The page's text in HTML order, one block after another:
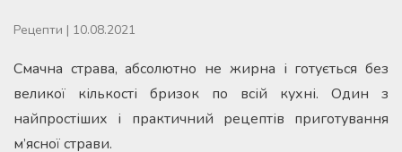
Рецепти | 10.08.2021
Смачна страва, абсолютно не жирна і готується без
великої кількості бризок по всій кухні. Один з
найпростіших і практичний рецептів приготування
м’ясної страви.